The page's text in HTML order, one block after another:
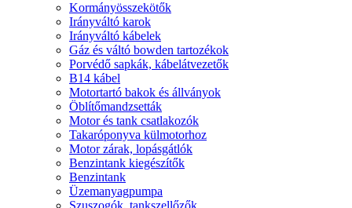
Kormányösszekötők
Irányváltó karok
Irányváltó kábelek
Gáz és váltó bowden tartozékok
Porvédő sapkák, kábelátvezetők
B14 kábel
Motortartó bakok és állványok
Öblítőmandzsetták
Motor és tank csatlakozók
Takaróponyva külmotorhoz
Motor zárak, lopásgátlók
Benzintank kiegészítők
Benzintank
Üzemanyagpumpa
Szuszogók, tankszellőzők